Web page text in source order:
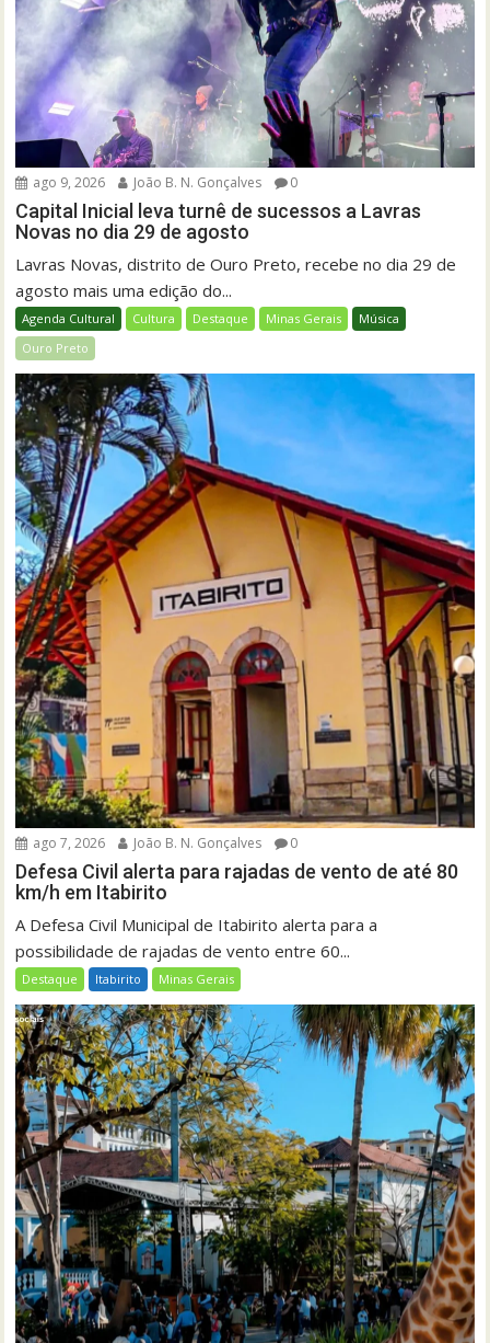
ago 9, 2026 João B. N. Gonçalves 0
Capital Inicial leva turnê de sucessos a Lavras
Novas no dia 29 de agosto
Lavras Novas, distrito de Ouro Preto, recebe no dia 29 de
agosto mais uma edição do...
Agenda Cultural Cultura Destaque Minas Gerais
Música
Ouro Preto
ago 7, 2026 João B. N. Gonçalves 0
Defesa Civil alerta para rajadas de vento de até 80
km/h em Itabirito
A Defesa Civil Municipal de Itabirito alerta para a
possibilidade de rajadas de vento entre 60...
Destaque Itabirito Minas Gerais